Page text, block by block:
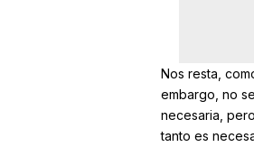
Nos resta,
embargo, no
necesaria,
tanto es